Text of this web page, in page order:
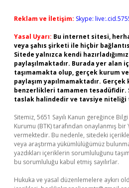
Reklam ve İletişim: Skype:
Yasal Uyarı: Bu internet sitesi,
veya şahıs şirketi ile hiçbir
Sitede yalnızca kendi
paylaşılmaktadır. Burada yer alan
taşımamakta olup, gerçek kurum
paylaşım yapılmamaktadır.
benzerlikleri tamamen
taslak halindedir ve tavsiye niteliği
Sitemiz, 5651 Sayılı Kanun gereğince
Kurumu (BTK) tarafından onaylanmış bir
vermektedir. Bu nedenle, sitedeki
veya araştırma yükümlülüğümüz
yazdıkları içeriklerin sorumluluğunu
bu sorumluluğu kabul etmiş sayılırlar.
Hukuka ve yasal düzenlemelere aykırı